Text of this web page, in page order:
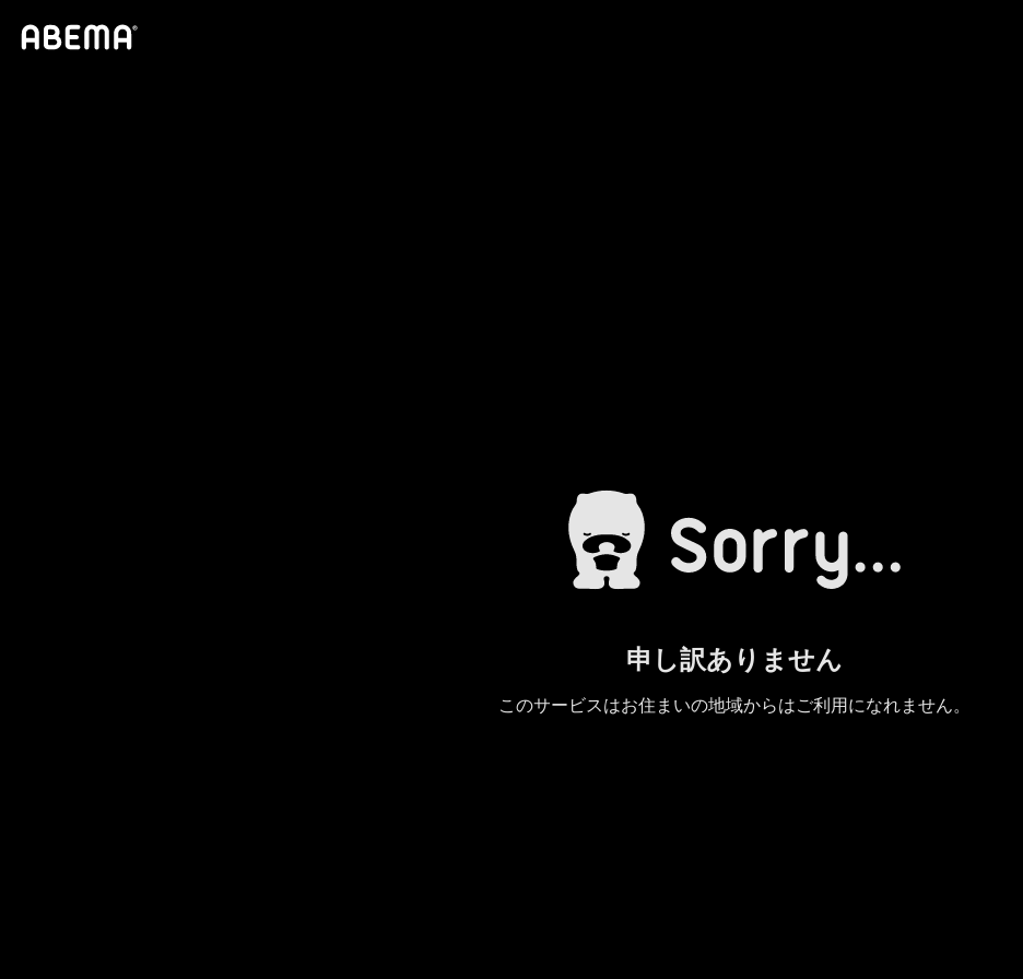
申し訳ありません
このサービスはお住まいの地域からはご利用になれません。